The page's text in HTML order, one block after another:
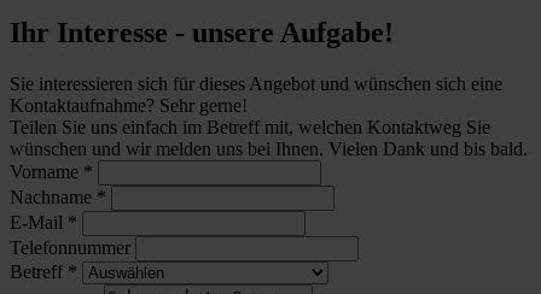
Ihr Interesse - unsere Aufgabe!
Sie interessieren sich für dieses Angebot und wünschen sich eine
Kontaktaufnahme? Sehr gerne!
Teilen Sie uns einfach im Betreff mit, welchen Kontaktweg Sie
wünschen und wir melden uns bei Ihnen. Vielen Dank und bis bald.
Vorname *
Nachname *
E-Mail *
Telefonnummer
Betreff *